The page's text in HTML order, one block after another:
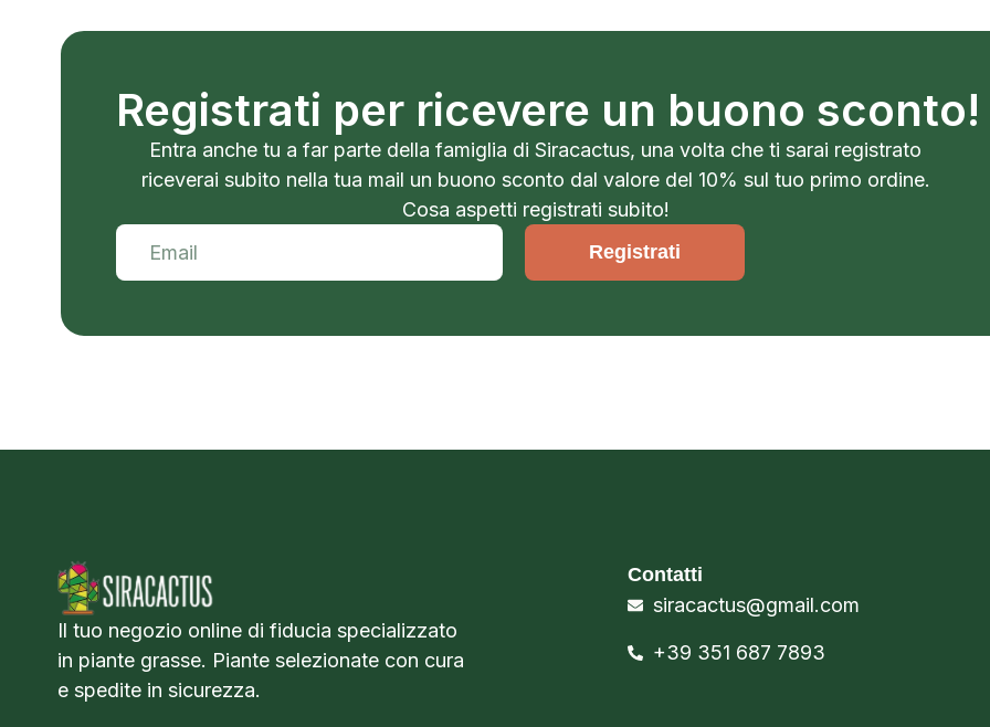
Registrati per ricevere un buono sconto!
Entra anche tu a far parte della famiglia di Siracactus, una volta che ti sarai registrato
riceverai subito nella tua mail un buono sconto dal valore del 10% sul tuo primo ordine.
Cosa aspetti registrati subito!
Registrati
Il tuo negozio online di fiducia specializzato
in piante grasse. Piante selezionate con cura
e spedite in sicurezza.
Contatti
siracactus@gmail.com
+39 351 687 7893